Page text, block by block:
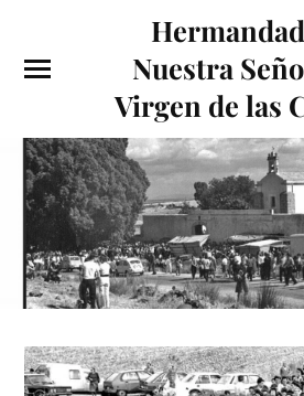
Nuestra
Virgen de las